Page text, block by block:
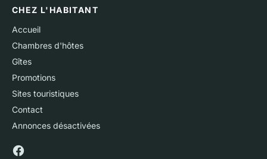
CHEZ L'HABITANT
Accueil
Chambres d'hôtes
Gîtes
Promotions
Sites touristiques
Contact
Annonces désactivées